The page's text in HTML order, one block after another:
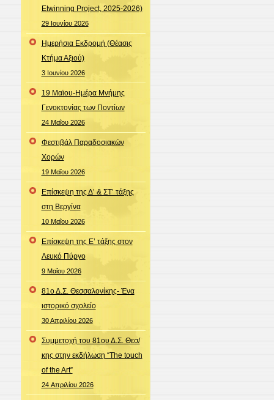
Etwinning Project, 2025-2026)
29 Ιουνίου 2026
Ημερήσια Εκδρομή (Θέασις
Κτήμα Αξιού)
3 Ιουνίου 2026
19 Μαϊου-Ημέρα Μνήμης
Γενοκτονίας των Ποντίων
24 Μαΐου 2026
Φεστιβάλ Παραδοσιακών
Χορών
19 Μαΐου 2026
Επίσκεψη της Δ’ & ΣΤ’ τάξης
στη Βεργίνα
10 Μαΐου 2026
Επίσκεψη της Ε’ τάξης στον
Λευκό Πύργο
9 Μαΐου 2026
81ο Δ.Σ. Θεσσαλονίκης- Ένα
ιστορικό σχολείο
30 Απριλίου 2026
Συμμετοχή του 81ου Δ.Σ. Θεσ/
κης στην εκδήλωση “The touch
of the Art”
24 Απριλίου 2026